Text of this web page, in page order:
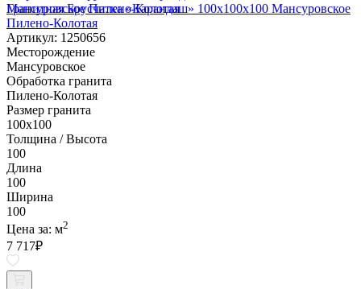
Гранитная Брусчатка «Карандаш» 100х100x100 Мансуровское
Пилено-Колотая
Артикул: 1250656
Месторождение
Мансуровское
Обработка гранита
Пилено-Колотая
Размер гранита
100х100
Толщина / Высота
100
Длина
100
Ширина
100
Цена за: м2
7 717₽